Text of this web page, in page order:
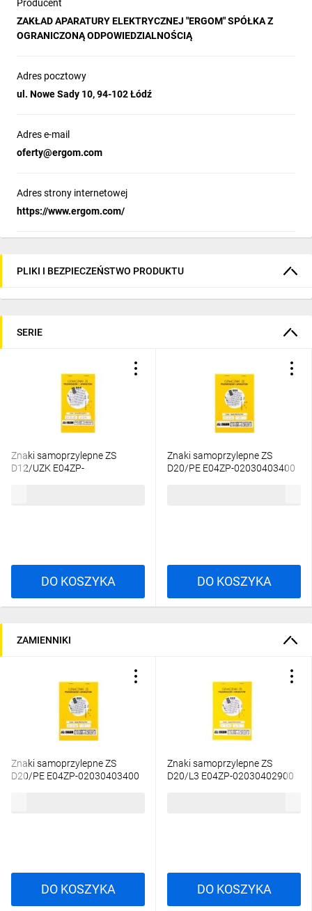
Producent
ZAKŁAD APARATURY ELEKTRYCZNEJ "ERGOM" SPÓŁKA Z
OGRANICZONĄ ODPOWIEDZIALNOŚCIĄ
Adres pocztowy
ul. Nowe Sady 10, 94-102 Łódź
Adres e-mail
oferty@ergom.com
Adres strony internetowej
https://www.ergom.com/
PLIKI I BEZPIECZEŃSTWO PRODUKTU
SERIE
Znaki samoprzylepne ZS
D12/UZK E04ZP-
DO KOSZYKA
Znaki samoprzylepne ZS
D20/PE E04ZP-02030403400
DO KOSZYKA
ZAMIENNIKI
Znaki samoprzylepne ZS
D20/PE E04ZP-02030403400
DO KOSZYKA
Znaki samoprzylepne ZS
D20/L3 E04ZP-02030402900
DO KOSZYKA